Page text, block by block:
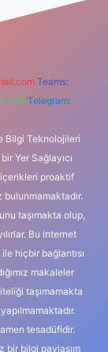
Teams:
726 Telegram:
Bilgi Teknolojileri
Yer Sağlayıcı
proaktif
taşımakta olup,
Bu internet
hiçbir bağlantısı
makaleler
taşımamakta
tesadüfidir.
bir bilgi paylaşım